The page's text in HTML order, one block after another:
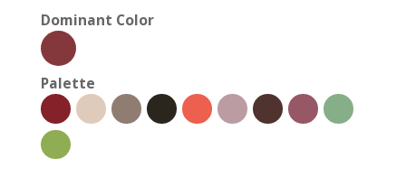
Dominant Color
Palette